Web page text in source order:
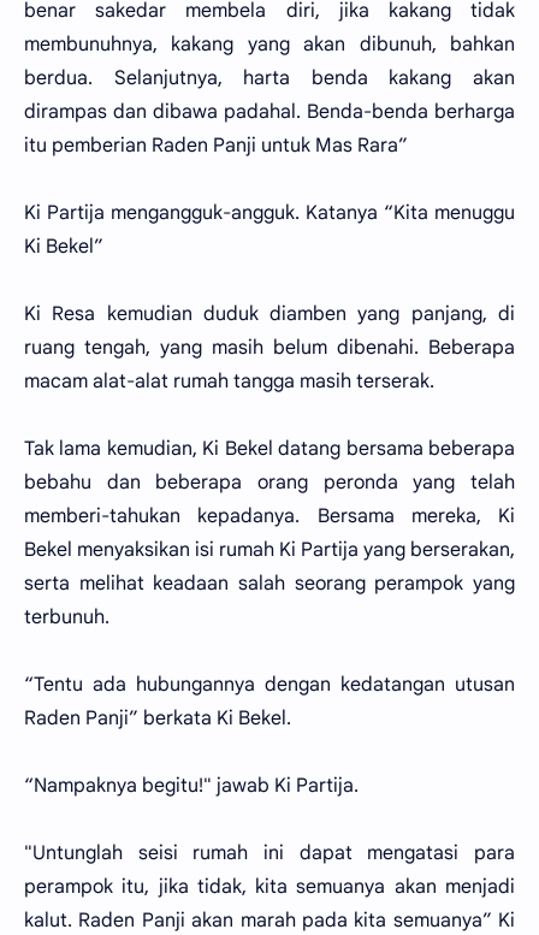
benar sakedar membela diri, jika kakang tidak
membunuhnya, kakang yang akan dibunuh, bahkan
berdua. Selanjutnya, harta benda kakang akan
dirampas dan dibawa padahal. Benda-benda berharga
itu pemberian Raden Panji untuk Mas Rara”
Ki Partija mengangguk-angguk. Katanya “Kita menuggu
Ki Bekel”
Ki Resa kemudian duduk diamben yang panjang, di
ruang tengah, yang masih belum dibenahi. Beberapa
macam alat-alat rumah tangga masih terserak.
Tak lama kemudian, Ki Bekel datang bersama beberapa
bebahu dan beberapa orang peronda yang telah
memberi-tahukan kepadanya. Bersama mereka, Ki
Bekel menyaksikan isi rumah Ki Partija yang berserakan,
serta melihat keadaan salah seorang perampok yang
terbunuh.
“Tentu ada hubungannya dengan kedatangan utusan
Raden Panji” berkata Ki Bekel.
“Nampaknya begitu!" jawab Ki Partija.
"Untunglah seisi rumah ini dapat mengatasi para
perampok itu, jika tidak, kita semuanya akan menjadi
kalut. Raden Panji akan marah pada kita semuanya” Ki